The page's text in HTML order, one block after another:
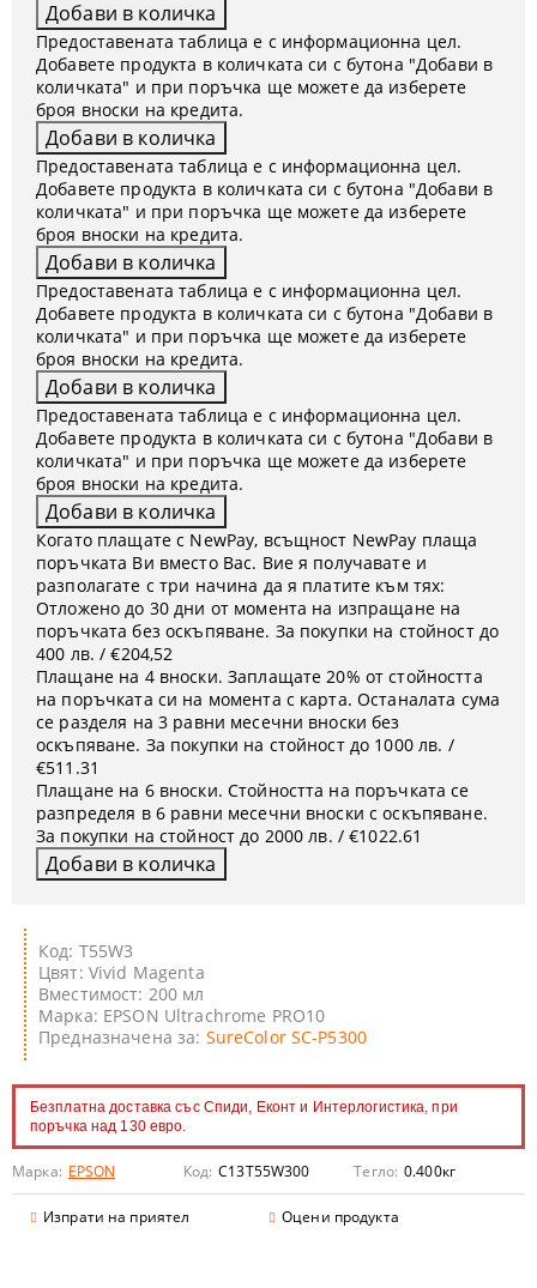
Код: T55W3
Цвят: Vivid Magenta
Вместимост: 200 мл
Марка: EPSON Ultrachrome PRO10
Предназначена за: SureColor SC-P5300
Безплатна доставка със Спиди, Еконт и Интерлогистика, при
поръчка над 130 евро.
Марка: EPSON Код: C13T55W300 Тегло: 0.400кг
Изпрати на приятел Оцени продукта
Предоставената таблица е с информационна цел.
Добавете продукта в количката си с бутона "Добави в
количката" и при поръчка ще можете да изберете
броя вноски на кредита.
Предоставената таблица е с информационна цел.
Добавете продукта в количката си с бутона "Добави в
количката" и при поръчка ще можете да изберете
броя вноски на кредита.
Предоставената таблица е с информационна цел.
Добавете продукта в количката си с бутона "Добави в
количката" и при поръчка ще можете да изберете
броя вноски на кредита.
Предоставената таблица е с информационна цел.
Добавете продукта в количката си с бутона "Добави в
количката" и при поръчка ще можете да изберете
броя вноски на кредита.
Когато плащате с NewPay, всъщност NewPay плаща
поръчката Ви вместо Вас. Вие я получавате и
разполагате с три начина да я платите към тях:
Отложено до 30 дни от момента на изпращане на
поръчката без оскъпяване. За покупки на стойност до
400 лв. / €204,52
Плащане на 4 вноски. Заплащате 20% от стойността
на поръчката си на момента с карта. Останалата сума
се разделя на 3 равни месечни вноски без
оскъпяване. За покупки на стойност до 1000 лв. /
€511.31
Плащане на 6 вноски. Стойността на поръчката се
разпределя в 6 равни месечни вноски с оскъпяване.
За покупки на стойност до 2000 лв. / €1022.61